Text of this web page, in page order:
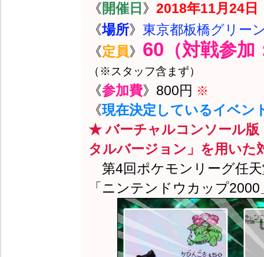
《 開催日 》 2018年11月24日
《場所》 東京都板橋グリー
《定員》 60 （対戦参
（※スタッフ含まず）
《参加費》800円 ※
《現在決定しているイベン
★ バーチャルコンソール版
タルバージョン」を用いた
第4回ポケモンリーグ任
「ニンテンドウカップ